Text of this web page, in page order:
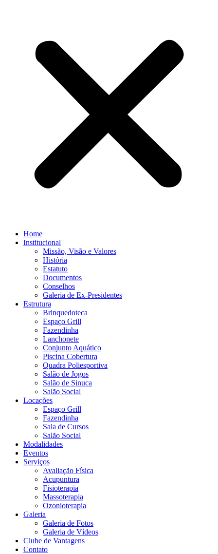
Home
Institucional
Missão, Visão e Valores
História
Estatuto
Documentos
Conselhos
Galeria de Ex-Presidentes
Estrutura
Brinquedoteca
Espaço Grill
Fazendinha
Lanchonete
Conjunto Aquático
Piscina Cobertura
Quadra Poliesportiva
Salão de Jogos
Salão de Sinuca
Salão Social
Locações
Espaço Grill
Fazendinha
Sala de Cursos
Salão Social
Modalidades
Eventos
Serviços
Avaliação Física
Acupuntura
Fisioterapia
Massoterapia
Ozonioterapia
Galeria
Galeria de Fotos
Galeria de Vídeos
Clube de Vantagens
Contato